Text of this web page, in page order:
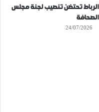
الرباط تحتضن تنصيب لجنة مجلس
الصحافة
24/07/2026